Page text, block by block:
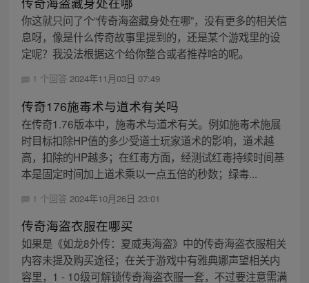
你这就只问了个“传奇海盗藏身处在哪”，没有更多的相关信
息呀，像是什么传奇故事里提到的，还是某个游戏里的设
定呢？我没法根据这个给你整合或者推荐啥的呢。
1 个回答 2024年11月03日 07:49
传奇176施毒术与道术有关吗
在传奇1.76版本中，施毒术与道术有关。例如施毒术施展
时目标扣除HP值的多少受道士玩家道术的影响，道术越
高，扣除的HP越多；在红毒方面，经测试红毒持续时间基
本是固定时间加上道术乘以一点五倍的秒数；绿毒...
1 个回答 2024年10月26日 23:01
传奇海盗衣服在哪买
如果是《如龙8外传：夏威夷海盗》中的传奇海盗衣服相关
内容未提及购买途径；在关于游戏中有雅典娜声望相关内
容里，1 - 10级可解锁传奇海盗衣服一套，不过要注意需满